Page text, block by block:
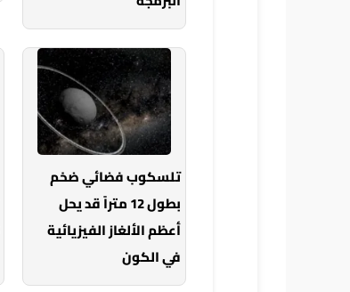
تلسكوب فضائي ضخم
بطول 12 متراً قد يحل
أعظم الألغاز الفيزيائية
في الكون